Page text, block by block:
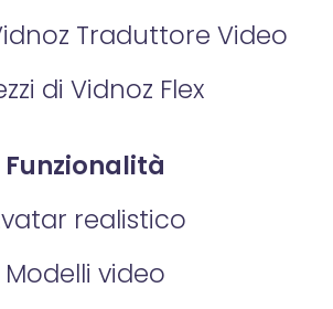
Traduttore Video
di Vidnoz Flex
Funzionalità
realistico
Modelli video